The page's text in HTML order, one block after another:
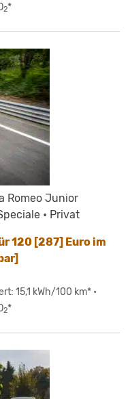
2*
Romeo Junior
• Privat
120 [287] Euro im
15,1 kWh/100 km* •
2*